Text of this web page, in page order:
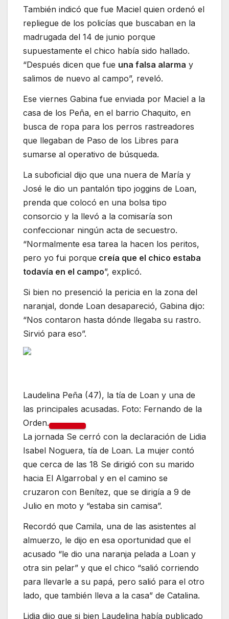
También indicó que fue Maciel quien ordenó el
repliegue de los policías que buscaban en la
madrugada del 14 de junio porque
supuestamente el chico había sido hallado.
“Después dicen que fue una falsa alarma y
salimos de nuevo al campo”, reveló.
Ese viernes Gabina fue enviada por Maciel a la
casa de los Peña, en el barrio Chaquito, en
busca de ropa para los perros rastreadores
que llegaban de Paso de los Libres para
sumarse al operativo de búsqueda.
La suboficial dijo que una nuera de María y
José le dio un pantalón tipo joggins de Loan,
prenda que colocó en una bolsa tipo
consorcio y la llevó a la comisaría son
confeccionar ningún acta de secuestro.
“Normalmente esa tarea la hacen los peritos,
pero yo fui porque creía que el chico estaba
todavía en el campo”, explicó.
Si bien no presenció la pericia en la zona del
naranjal, donde Loan desapareció, Gabina dijo:
“Nos contaron hasta dónde llegaba su rastro.
Sirvió para eso”.
Laudelina Peña (47), la tía de Loan y una de
las principales acusadas. Foto: Fernando de la
Orden.
La jornada Se cerró con la declaración de Lidia
Isabel Noguera, tía de Loan. La mujer contó
que cerca de las 18 Se dirigió con su marido
hacia El Algarrobal y en el camino se
cruzaron con Benítez, que se dirigía a 9 de
Julio en moto y “estaba sin camisa”.
Recordó que Camila, una de las asistentes al
almuerzo, le dijo en esa oportunidad que el
acusado “le dio una naranja pelada a Loan y
otra sin pelar” y que el chico “salió corriendo
para llevarle a su papá, pero salió para el otro
lado, que también lleva a la casa” de Catalina.
Lidia dijo que si bien Laudelina había publicado